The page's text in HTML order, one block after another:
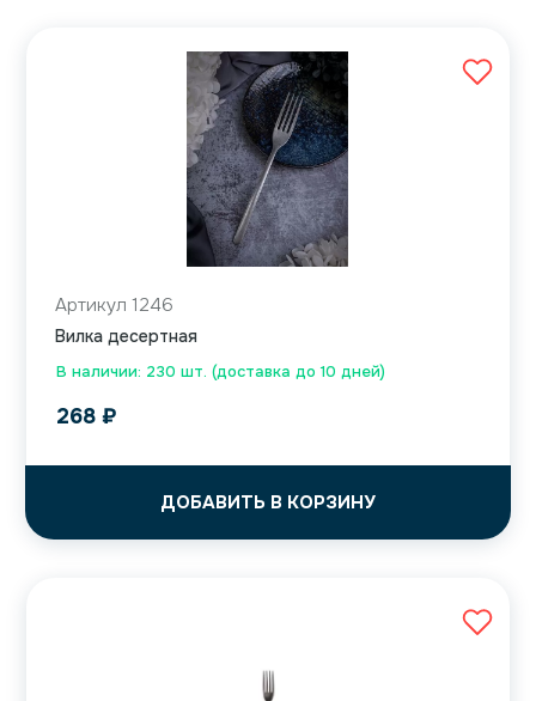
В наличии: 230 шт. (доставка до 10 дней)
Артикул 1246
Вилка десертная
268 ₽
ДОБАВИТЬ В КОРЗИНУ